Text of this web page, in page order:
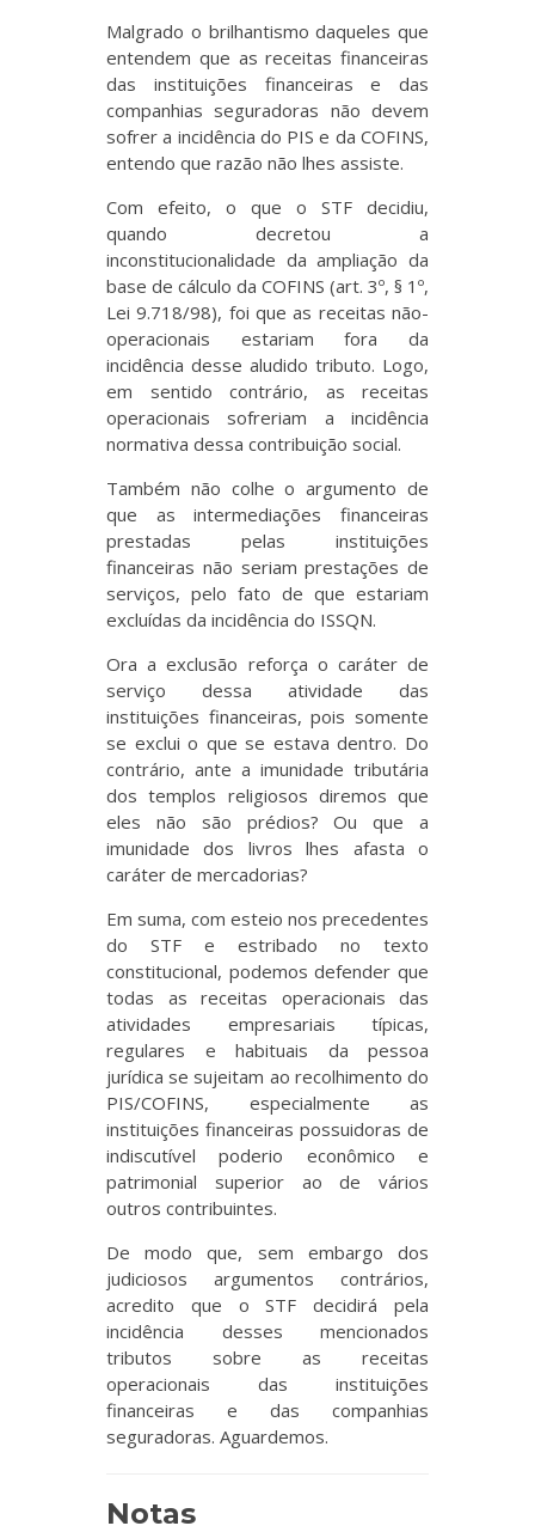
Malgrado o brilhantismo daqueles que
entendem que as receitas financeiras
das instituições financeiras e das
companhias seguradoras não devem
sofrer a incidência do PIS e da COFINS,
entendo que razão não lhes assiste.
Com efeito, o que o STF decidiu,
quando decretou a
inconstitucionalidade da ampliação da
base de cálculo da COFINS (art. 3º, § 1º,
Lei 9.718/98), foi que as receitas não-
operacionais estariam fora da
incidência desse aludido tributo. Logo,
em sentido contrário, as receitas
operacionais sofreriam a incidência
normativa dessa contribuição social.
Também não colhe o argumento de
que as intermediações financeiras
prestadas pelas instituições
financeiras não seriam prestações de
serviços, pelo fato de que estariam
excluídas da incidência do ISSQN.
Ora a exclusão reforça o caráter de
serviço dessa atividade das
instituições financeiras, pois somente
se exclui o que se estava dentro. Do
contrário, ante a imunidade tributária
dos templos religiosos diremos que
eles não são prédios? Ou que a
imunidade dos livros lhes afasta o
caráter de mercadorias?
Em suma, com esteio nos precedentes
do STF e estribado no texto
constitucional, podemos defender que
todas as receitas operacionais das
atividades empresariais típicas,
regulares e habituais da pessoa
jurídica se sujeitam ao recolhimento do
PIS/COFINS, especialmente as
instituições financeiras possuidoras de
indiscutível poderio econômico e
patrimonial superior ao de vários
outros contribuintes.
De modo que, sem embargo dos
judiciosos argumentos contrários,
acredito que o STF decidirá pela
incidência desses mencionados
tributos sobre as receitas
operacionais das instituições
financeiras e das companhias
seguradoras. Aguardemos.
Notas